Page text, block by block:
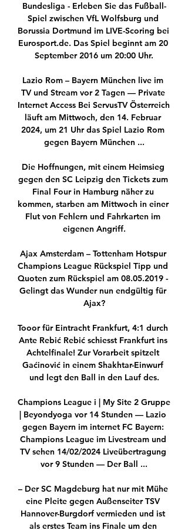
Bundesliga - Erleben Sie das Fußball-Spiel zwischen VfL Wolfsburg und Borussia Dortmund im LIVE-Scoring bei Eurosport.de. Das Spiel beginnt am 20 September 2016 um 20:00 Uhr.

Lazio Rom – Bayern München live im TV und Stream vor 2 Tagen — Private Internet Access Bei ServusTV Österreich läuft am Mittwoch, den 14. Februar 2024, um 21 Uhr das Spiel Lazio Rom gegen Bayern München ...

Die Hoffnungen, mit einem Heimsieg gegen den SC Leipzig den Tickets zum Final Four in Hamburg näher zu kommen, starben am Mittwoch in einer Flut von Fehlern und Fahrkarten im eigenen Angriff.

Ajax Amsterdam – Tottenham Hotspur Champions League Rückspiel Tipp und Quoten zum Rückspiel am 08.05.2019 - Gelingt das Wunder nun endgültig für Ajax?

Tooor für Eintracht Frankfurt, 4:1 durch Ante Rebić Rebić schiesst Frankfurt ins Achtelfinale! Zur Vorarbeit spitzelt Gaćinović in einem Shakhtar-Einwurf und legt den Ball in den Lauf des.

Champions League i | My Site 2 Gruppe | Beyondyoga vor 14 Stunden — Lazio gegen Bayern im internet FC Bayern: Champions League im Livestream und TV sehen 14/02/2024 Liveübertragung vor 9 Stunden — Der Ball ...

– Der SC Magdeburg hat nur mit Mühe eine Pleite gegen Außenseiter TSV Hannover-Burgdorf vermieden und ist als erstes Team ins Finale um den deutschen Handball-Pokal eingezogen.

Urs Richner zeigt im Zündholzmuseum in Schönenwerd Bier-Artikel aus 50 Jahren Sammelarbeit. «Du kannst nicht alles haben», sagt Urs Richner. Wenn der 60-jährige Werkmeister vom Bauamt der Gemeinde Gränichen den Mund auftut, bekommt man erdige Wynentaler Mundart zu hören. Er ist aufgewachsen

Eine Woche nach dem Sieg gegen Zürich punktet Lugano auch gegen den nächsten grossen Gegner. Basel ist über weite Strecken zwar die aktivere Mannschaft, kommt im Tessin aber nicht über ein Unentschieden hinaus.

Highlights: Fc Aarau vs Fc Lausanne - Sport (04.05.19) Highlights: Fc Lausanne - Sport vs Fc Aarau (24.08.19) Damit das Video zum Spiel beginnt, musst du die Werbeanzeigen schließen, die es behindern. Üblicherweise werden 5 Minuten nach dem Spielbeginn mehr Kanäle mit besserer Qualität hinzugefügt.

Das neueste zu The Voice of Germany: "So was noch nicht auf unserer Bühne gesehen": Steht die "The Voice"-Siegerin schon fest? In den "Sing-Offs" kommen nur zwei von zehn Kandidaten pro Team weiter.

Was es heisst, mit der Erbkrankheit zu leben, zeigt das Porträtbuch «Ausser Atem – Leben mit Cystischer Fibrose» eindrücklich auf. Das Buch entstand aus Anlass des 50-Jahr-Jubiläums der CFCH im Jahr 2016. Es soll Menschen, die mit der Krankheit Cystische Fibrose (CF) leben, ein Gesicht und eine Stimme geben.

Nürnberg ist für die Adler ein gern gesehener Gegner in K.o.-Spielen, bei bislang acht Aufeinandertreffen behielten sie stets die Oberhand. Das zweite Spiel der Serie findet am Freitag (19.30.

Champions League: Lazio Rom vs FC Bayern live im TV vor 2 Tagen — Live im TV und Online-Stream: So seht ihr das Hinspiel vom Champions-League-Achtelfinale zwischen Lazio Rom und dem FC Bayern München.

Jan Andre Aasland (Frisk Asker): Klagenfurt ist eine traditionsreiche Österreichische Mannschaft, die in den letzten Jahren eine stabile Position in der EBEL inne hatte. Der bekannteste Spieler der letzten Saison beim KAC war unser Norwegischer Nationaltorhüter Lars Haugen.

Online Sportwetten - Livewetten wie noch nie – egal ob Sie ein Fan von Fussball, Tennis, Basketball oder Eishockey sind oder ob Sie sich im Speziellen für die deutsche Fussball Bundesliga, die spanische Primera Division, englische Premier League, italienische Serie A oder die Fußball EM Wetten interessieren, , mit Tipico liegen Sie immer.

Der EHC Biel musste für den Sieg gegen den SC Bern bis ins Penaltyschiessen, die ZSC Lions schiessen 5 Tore gegen Lausanne. 2019-09-21 08:53 164 Tage ist es her, als sich der SC Bern und der EHC Biel zum letzten Mal gegenüberstanden.

Düsseldorf! Düsseldorf hat so viel zu bieten, sodass wir gar nicht in der Lage sind, bei allen Events dabei zu sein um Fotos, Videos und Berichte davon zu erstellen. Deshalb suchen wir Verstärkung für unser Team. Wenn du z.B. gerne über Sport, Düsseldorfer Panther, DEG oder Fortuna schreiben möchtest, dann melde dich einfach. Nix muss.

Union Neukirchen/Enknach siegt klar gegen Riegerting Union St. Johann/Walde feiert gegen Mattighofen ersten Sieg im Frühjahr SV Weng meldet sich eindrucksvoll zurück TSV Frankenmarkt gewinnt Spitzenspiel und baut Führung aus USV St. Pantaleon setzt Heimserie gegen Lochen fort

Alle Infos, wie Ihr Lazio Rom vs. FC Bayern verfolgen könnt vor 3 Tagen — Im Achtelfinale der Champions League geht es für den FC Bayern gegen Lazio Rom. ONLINE STORE. Die neue adidas Teamline. Jetzt entdecken.

Hard „Wir wollen in dieser Saison kein Ligaheimspiel verlieren“, kündigte Alpla-HC-Hard-Cheftrainer Klaus Gärtner vor Saisonbeginn an. Nach drei Siegen gegen Bärnbach/Köflach (30:25), Graz (32:30) und Bregenz (26:22) muss der 44-jährige Deutsche sein Saisonziel nun korrigieren.

Mit dem erlösenden 5:2-Sieg gegen Zug 94 hat der FC Baden gezeigt, dass sie das Siegen nicht verlernt haben. Dank dem ersten Dreier nach einer fast einmonatigen Durststrecke könnte die Esp-Truppe mit einem Sieg gegen GC II gar zwischenzeitlich auf den 2.Tabellenplatz klettern. Verfolgen Sie die Partie (ab 19:45 Uhr) hier im Liveticker.

Die online Sportwetten Tipp Vorhersagen bzw. Prognosen der Wetten basieren u.a. auf genauer Wett Analyse wichtiger Tipp Faktoren, um nur einige davon zu nennen : Head-to-Head Statistik Augsburger Panther und Düsseldorfer EG bis 24.03. Form der Eishockey Mannschaft Augsburger Panther vor dem Spiel am 24.03.19

Tv-sendung Fussball-bundesliga Sc-paderborn-07-1-fsv-mainz-05-7-spieltag Bid_144969588 | Finden Sie einfach die besten Sendungen im TV-Programm heute. Ihr Fernsehprogramm auf einen Blick.

Lazio Rom gegen FC Bayern - Champions League HEUTE vor 9 Stunden — Lazio gegen Bayern HEUTE LIVE! Alle Infos zur Übertragung! Sky Sport. 14.02.2024 | 08:23 Uhr. Am Mittwoch (14.2.) geht es wieder los in der Champions League ...

FC Bayern München heute live im Free-TV: Wer zeigt vor 7 Stunden — Für die Übertragung im Internet zeichnet sich der Das Spiel der Bayern gegen Lazio Rom wird zudem im linearen Fernsehen übertragen.

Zentral-Theater - Poststraße 29, 32139 Spenge: | Aktuelles Kinoprogramm, Kino, Film- und Kino-Infos, Online-Tickets, News, Events und vieles mehr...

FC Augsburg gegen Borussia Dortmund im Live Stream? Nicht nur auf Grund der derzeitigen Tabellenkonstellation kommt es am Freitagabend zum denkbar ungleichen Duell zwischen dem FC Augsburg und Borussia Dortmund. Live im Fernsehen verfolgen kann man diese Partie aber wieder nur,wenn man sich für ca. 5€ im Monat den Euro Sport Player herunterlädt.

Die selbstsicheren, coolen ZSC Lions gewinnen das 7. Spiel in Lugano 2:0 und damit die Schweizer Meisterschaft. Die Entscheidung ist bereits am Mittwoch im Hallenstadion gefallen. Welch ein Scheitern! Welch eine Dramatik. Lugano hat den grossen, …

SV Sudhagen II Türk Gücü Paderborn II SC GW Paderborn IV SC RW Verne II SV GW Anreppen II Suryoye Paderborn II Intern. FC Paderborn VfB Holsen II PSV Stukenbrock-Senne II FC Kurden Paderborn SV Etteln II SG Scharmede/Thüle III SC GW Paderborn II DJK/SSG Paderborn SV 21 Büren III VfB Salzkotten II

Wir verwenden Cookies, um Ihnen das beste Nutzererlebnis bieten zu können. Wenn Sie fortfahren, diese Seite zu verwenden, nehmen wir an, dass Sie damit einverstanden sind.

Das Grand Hotel National ist ein 5 Sterne Hotel in Luzern. Gegründet im Jahr 1870, vereint das Grand Hotel stilvolle Grandezza mit Tradition und Modernem.

Der FC Aarau muss sich im Heimspiel gegen den Tabellenführer FC Lausanne-Sport nach drei Gegentoren in der Startphase mit 1:3 geschlagen geben. In der Nachspielzeit wurde Geoffroy Serey Dié mit der Ampelkarte des Feldes verwiesen.

Dass die Ladies in Black bezaubernd sind und auf dem Feld oft für Magie sorgen, weiß nach 10 Jahren Bundesliga jeder Volleyballfan. Aber dass Du Dir die Zauberei mit an den Frühstückstisch oder ins Büro nehmen kannst, ist neu. Fülle Deine Magic Tasse mit einem heißen Getränk und …

Rolling Stones trauern um Bobby Keys Auf Rolling-Stones-Klassikern wie "Brown Sugar" und "Life With Me" hat sich Bobby Keys mit seinem Saxophon verewigt.

Beide Mannschaften haben noch einmal alles versucht, jedoch musste die endgültige Entscheidung im Elfmeterschießen fallen. Abdallah El Said hat gleich den ersten Strafstoß für Ägypten vergeben. Während alle weiteren Ägypten-Profis ihre Penalty verwerten konnten, vergab Ajax Amsterdam-Spieler Bertrand Traoré für Burkina Faso.

Auf dieser Seite zeigen wir euch, wie ihr ORF eins im Live-Stream empfangen und online schauen könnt. Wenn ihr bspw. heute abend um 20:15 Uhr "Feuer und Flamme" online am PC, Tablet oder.

Was für eine Kulisse, welch mitreissende Stimmung: Wenn die MT Melsungen zu ihren Heimspielen in der Handball-Bundesliga lädt, dann wird es in der Kasseler Rothenbach-Halle richtig laut. Nervenaufreibend und spannend sowieso. Handball auf höchstem Niveau eben. Da treffen schließlich die Besten der Besten dieser Sportart aufeinander.

So fasst die Newsstrecke die wichtigsten Ereignisse in der Eishockey-Welt zusammen. Unter DEL Spiele findet man alle anstehenden Begegnungen in der deutschen Top-Liga und unter dem Reiter DEL Tabelle kann man die aktuelle Rangliste der Teams von den Hamburg Freezers bis zu den Nürnberg Ice Tigers …

24.01.2017 19:45: EV Zug: Lausanne HC: 3:2: 09.12.2016 19:45: EV Zug: Lausanne HC: 5:1: 24.09.2016 19:45: Lausanne HC: EV Zug: 3:2: 12.01.2016 19:45: EV Zug: Lausanne HC

Der SG Sonnenhof-Großaspach hat die Vertragsverlängerung mit zwei Spielern bekanntgegeben. Mittelfeldspieler Sebastian Bösel und Stürmer Timo Röttger spielen auch in der kommenden Saison für den Fußball-Drittligisten SG Sonnenhof Großaspach.

Der IIHF Continental Cup 2001/02 war die fünfte Austragung des von der Internationalen Eishockey-Föderation IIHF ausgetragenen Wettbewe